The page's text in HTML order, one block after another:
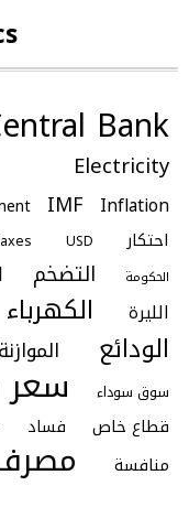
Bank
Electricity
IMF Inflation
USD احتكار
التضخم
الحكومة
الكهرباء الليرة
الموازنة الودائع
سوق سوداء
فساد قطاع خاص
منافسة